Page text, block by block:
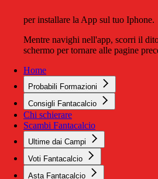
per installare la App sul tuo Iphone.
Mentre navighi nell'app, scorri il
schermo per tornare alle pagine
Home
Probabili Formazioni
Consigli Fantacalcio
Chi schierare
Scambi Fantacalcio
Ultime dai Campi
Voti Fantacalcio
Asta Fantacalcio